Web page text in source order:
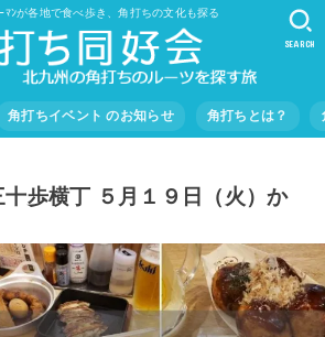
ﾏﾝが各地で食べ歩き、角打ちの文化も探る
角打ちイベント のお知らせ 角打ちとは？
SEARCH
歩横丁 ５月１９日（火）か